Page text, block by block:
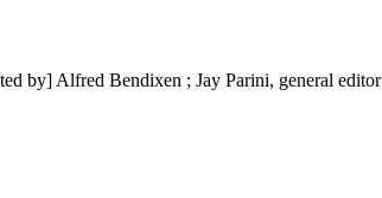
by] Alfred Bendixen ; Jay Parini, general editor